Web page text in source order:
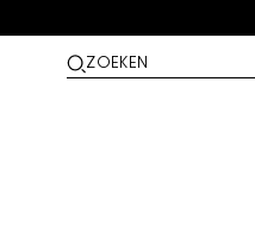
ZOEKEN